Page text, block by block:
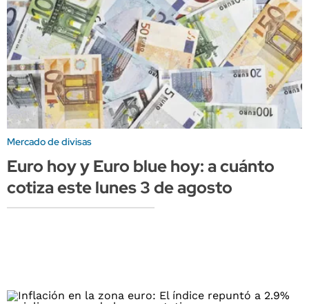
Mercado de divisas
Euro hoy y Euro blue hoy: a cuánto
cotiza este lunes 3 de agosto